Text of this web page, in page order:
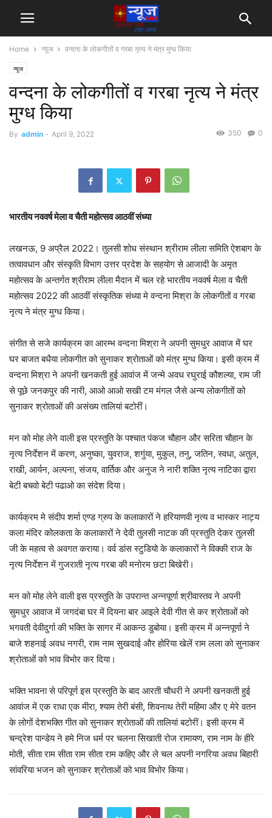
Home न्यूज वन्दना के लोकगीतों व गरबा नृत्य ने मंत्र मुग्ध किया
न्यूज
वन्दना के लोकगीतों व गरबा नृत्य ने मंत्र
मुग्ध किया
By admin - April 9, 2022 0
350
भारतीय नववर्ष मेला व चैती महोत्सव आठवीं संध्या
लखनऊ, 9 अप्रैल 2022। तुलसी शोध संस्थान श्रीराम लीला समिति ऐशबाग के
तत्वावधान और संस्कृति विभाग उत्तर प्रदेश के सहयोग से आजादी के अमृत
महोत्सव के अन्तर्गत श्रीराम लीला मैदान में चल रहे भारतीय नववर्ष मेला व चैती
महोत्सव 2022 की आठवीं संस्कृतिक संध्या मे वन्दना मिश्रा के लोकगीतों व गरबा
नृत्य ने मंत्र मुग्ध किया।
संगीत से सजे कार्यक्रम का आरम्भ वन्दना मिश्रा ने अपनी सुमधुर आवाज में घर
घर बाजत बधैया लोकगीत को सुनाकर श्रोताओं को मंत्र मुग्ध किया। इसी क्रम में
वन्दना मिश्रा ने अपनी खनकती हुई आवांज में जन्मे अवध रघुराई कौशल्या, राम जी
से पूछे जनकपुर की नारी, आओ आओ सखी टम मंगल जैसे अन्य लोकगीतों को
सुनाकर श्रोताओं की असंख्य तालियां बटोरीं।
मन को मोह लेने वाली इस प्रस्तुति के पश्चात पंकज चौहान और सरिता चौहान के
नृत्य निर्देशन में करण, अनुष्का, युवराज, शगुंया, मुकुल, तनु, जतिन, स्वधा, अतुल,
राखी, आर्यन, अल्पना, संजय, वार्तिक और अनुज ने नारी शक्ति नृत्य नाटिका द्वारा
बेटी बचवो बेटी पढाओ का संदेश दिया।
कार्यक्रम मे संदीप शर्मा एण्ड ग्रुप के कलाकारों ने हरियाणवी नृत्य व भास्कर नाट्य
कला मंदिर कोलकता के कलाकारों ने देवी तुलसी नाटक की प्रस्तुति देकर तुलसी
जी के महत्व से अवगत कराया। वर्व डांस स्टुडियो के कलाकारों ने विक्की राज के
नृत्य निर्देशन में गुजराती नृत्य गरबा की मनोरम छटा बिखेरी।
मन को मोह लेने वाली इस प्रस्तुति के उपरान्त अन्नपूर्णा श्रीवास्तव ने अपनी
सुमधुर आवाज में जगदंबा घर में दियना बार आइले देवी गीत से कर श्रोताओं को
भगवती देवीदुर्गा की भक्ति के सागर में आकन्ठ डुबोया। इसी क्रम में अन्नपूर्णा ने
बाजे शहनाई अवध नगरी, राम नाम सुखदाई और होरिया खेलें राम लला को सुनाकर
श्रोताओं को भाव विभोर कर दिया।
भक्ति भावना से परिपूर्ण इस प्रस्तुति के बाद आरती चौधरी ने अपनी खनकती हुई
आवांज में एक राधा एक मीरा, श्याम तेरी बंसी, शिवनाथ तेरी महिमा और ए मेरे वतन
के लोगों देशभक्ति गीत को सुनाकर श्रोताओं की तालियां बटोरीं। इसी क्रम में
चन्द्रेश पान्डेय ने हमे निज धर्म पर चलना सिखाती रोज रामायण, राम नाम के हीरे
मोती, सीता राम सीता राम सीता राम कहिए और ले चल अपनी नगरिया अवध बिहारी
सांवरिया भजन को सुनाकर श्रोताओं को भाव विभोर किया।